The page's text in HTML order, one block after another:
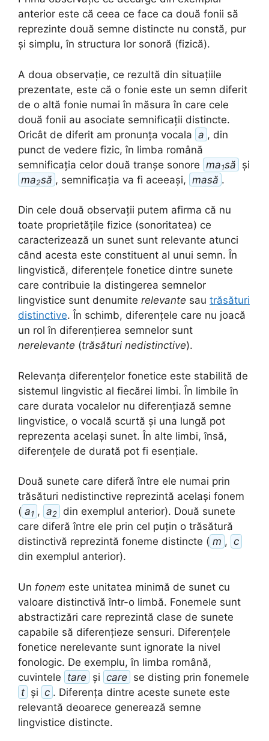
anterior este că ceea ce face ca două fonii să
reprezinte două semne distincte nu constă, pur
și simplu, în structura lor sonoră (fizică).
A doua observație, ce rezultă din situațiile
prezentate, este că o fonie este un semn diferit
de o altă fonie numai în măsura în care cele
două fonii au asociate semnificații distincte.
Oricât de diferit am pronunța vocala a , din
punct de vedere fizic, în limba română
semnificația celor două tranșe sonore ma1să și
ma2să , semnificația va fi aceeași, masă .
Din cele două observații putem afirma că nu
toate proprietățile fizice (sonoritatea) ce
caracterizează un sunet sunt relevante atunci
când acesta este constituent al unui semn. În
lingvistică, diferențele fonetice dintre sunete
care contribuie la distingerea semnelor
lingvistice sunt denumite relevante sau trăsături
distinctive. În schimb, diferențele care nu joacă
un rol în diferențierea semnelor sunt
nerelevante (trăsături nedistinctive).
Relevanța diferențelor fonetice este stabilită de
sistemul lingvistic al fiecărei limbi. În limbile în
care durata vocalelor nu diferențiază semne
lingvistice, o vocală scurtă și una lungă pot
reprezenta același sunet. În alte limbi, însă,
diferențele de durată pot fi esențiale.
Două sunete care diferă între ele numai prin
trăsături nedistinctive reprezintă același fonem
( a1 , a2
din exemplul anterior). Două sunete
care diferă între ele prin cel puțin o trăsătură
distinctivă reprezintă foneme distincte ( m , c
din exemplul anterior).
Un fonem este unitatea minimă de sunet cu
valoare distinctivă într-o limbă. Fonemele sunt
abstractizări care reprezintă clase de sunete
capabile să diferențieze sensuri. Diferențele
fonetice nerelevante sunt ignorate la nivel
fonologic. De exemplu, în limba română,
cuvintele tare și care se disting prin fonemele
t și c . Diferența dintre aceste sunete este
relevantă deoarece generează semne
lingvistice distincte.